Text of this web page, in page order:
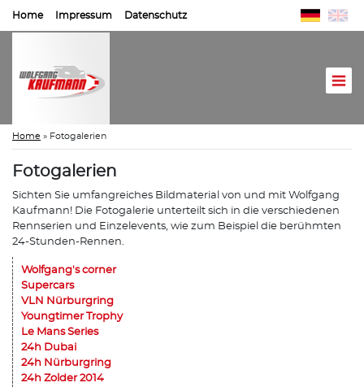
Home Impressum Datenschutz
Home » Fotogalerien
Fotogalerien
Sichten Sie umfangreiches Bildmaterial von und mit Wolfgang
Kaufmann! Die Fotogalerie unterteilt sich in die verschiedenen
Rennserien und Einzelevents, wie zum Beispiel die berühmten
24-Stunden-Rennen.
Wolfgang's corner
Supercars
VLN Nürburgring
Youngtimer Trophy
Le Mans Series
24h Dubai
24h Nürburgring
24h Zolder 2014